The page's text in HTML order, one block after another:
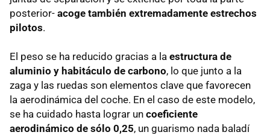
posterior- acoge también extremadamente estrechos
pilotos.
El peso se ha reducido gracias a la estructura de
aluminio y habitáculo de carbono, lo que junto a la
zaga y las ruedas son elementos clave que favorecen
la aerodinámica del coche. En el caso de este modelo,
se ha cuidado hasta lograr un coeficiente
aerodinámico de sólo 0,25, un guarismo nada baladí